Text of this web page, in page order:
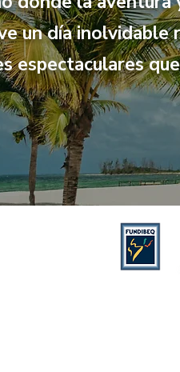
un día inolvidable
espectaculares